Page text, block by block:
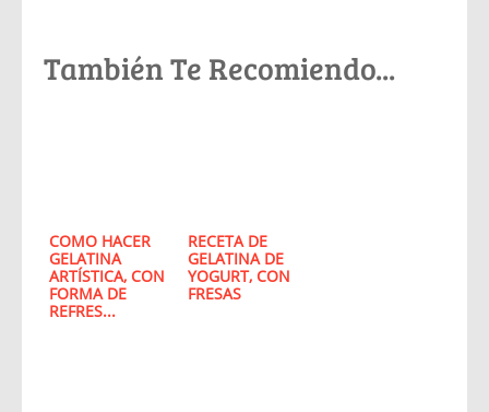
También Te Recomiendo...
COMO HACER
GELATINA
ARTÍSTICA, CON
FORMA DE
REFRES...
RECETA DE
GELATINA DE
YOGURT, CON
FRESAS